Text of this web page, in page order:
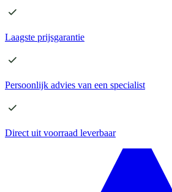
Laagste prijsgarantie
Persoonlijk advies van een specialist
Direct uit voorraad leverbaar